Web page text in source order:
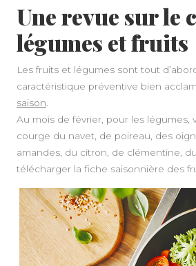
Une revue sur le
légumes et fruits
Les fruits et légumes sont tout
caractéristique préventive bien
saison
Au mois de février, pour les légumes,
courge du navet, de poireau, des
amandes, du citron, de clémentine,
télécharger la fiche saisonnière des